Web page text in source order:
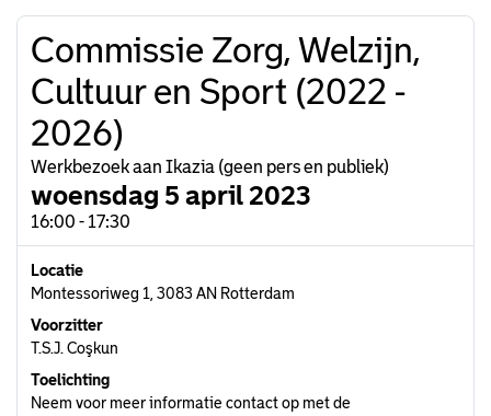
Commissie Zorg, Welzijn,
Cultuur en Sport (2022 -
2026)
Werkbezoek aan Ikazia (geen pers en publiek)
woensdag 5 april 2023
16:00 - 17:30
Locatie
Montessoriweg 1, 3083 AN Rotterdam
Voorzitter
T.S.J. Coşkun
Toelichting
Neem voor meer informatie contact op met de